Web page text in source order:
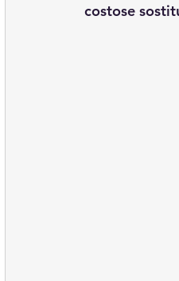
costose